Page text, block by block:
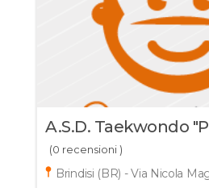
A.s.d. Taekwondo
Rosa"
(0 recensioni )
Brindisi (BR) - Via Nicola